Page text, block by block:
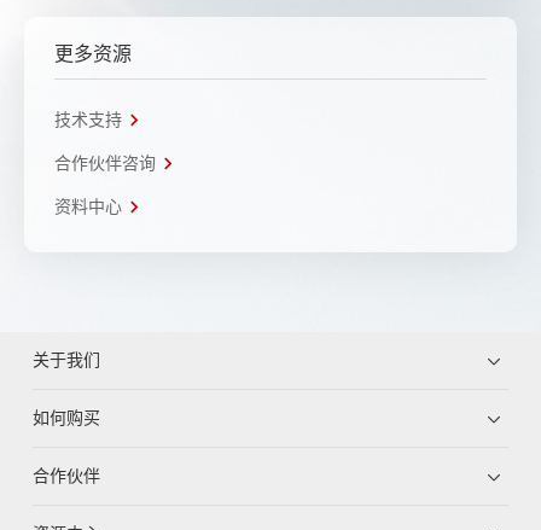
更多资源
技术支持
合作伙伴咨询
资料中心
关于我们
如何购买
合作伙伴